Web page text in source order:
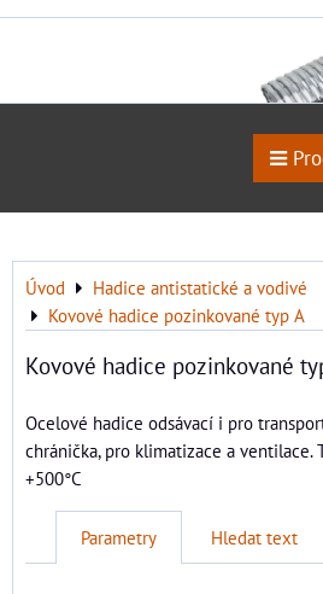
Úvod
Hadice antistatické a vodivé
Kovové hadice pozinkované typ A
Kovové hadice pozinkované
Ocelové hadice odsávací i pro
chránička, pro klimatizace a ventilace.
+500°C
Parametry Hledat text